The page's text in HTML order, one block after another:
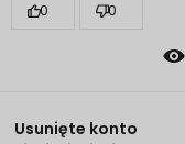
0
0
Usunięte konto